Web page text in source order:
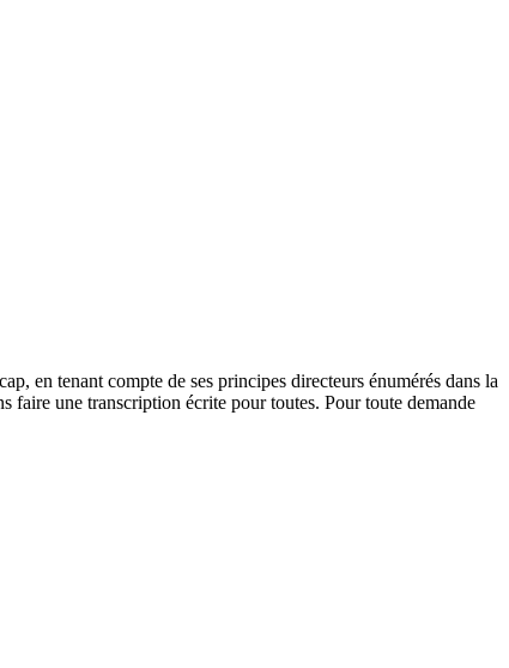
en tenant compte de ses principes directeurs énumérés dans la
faire une transcription écrite pour toutes. Pour toute demande